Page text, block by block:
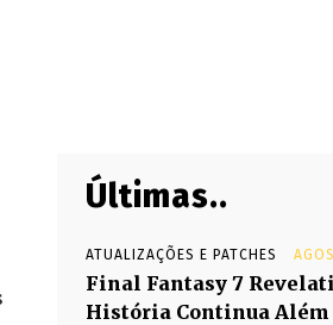
Últimas..
ATUALIZAÇÕES E PATCHES
Final Fantasy 7
História Continua Além